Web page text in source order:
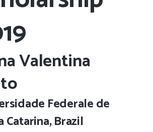
Valentina
Federale de
Catarina, Brazil